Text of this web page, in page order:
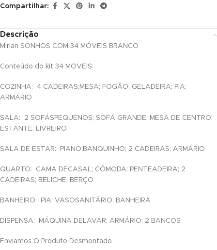
panel
panel
panel
panel
panel
panel
panel
Compartilhar:
Descrição
Mirian SONHOS COM 34 MÓVEIS BRANCO
Conteúdo do kit 34 MOVEIS:
COZINHA: 4 CADEIRAS;MESA; FOGÃO; GELADEIRA; PIA;
ARMÁRIO
SALA: 2 SOFÁSPEQUENOS; SOFÁ GRANDE; MESA DE CENTRO;
ESTANTE; LIVREIRO
SALA DE ESTAR: PIANO;BANQUINHO; 2 CADEIRAS; ARMÁRIO
QUARTO: CAMA DECASAL; CÔMODA; PENTEADEIRA; 2
CADEIRAS; BELICHE; BERÇO
BANHEIRO: PIA; VASOSANITÁRIO; BANHEIRA
DISPENSA: MÁQUINA DELAVAR; ARMÁRIO; 2 BANCOS
Enviamos O Produto Desmontado